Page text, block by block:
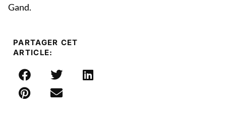
Gand.
PARTAGER CET
ARTICLE: